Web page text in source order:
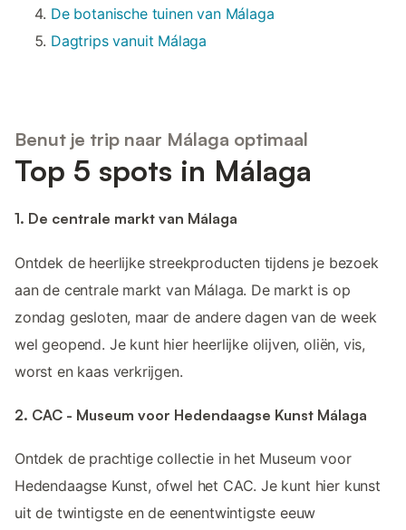
De botanische tuinen van Málaga
Dagtrips vanuit Málaga
Benut je trip naar Málaga optimaal
Top 5 spots in Málaga
1. De centrale markt van Málaga
Ontdek de heerlijke streekproducten tijdens je bezoek
aan de centrale markt van Málaga. De markt is op
zondag gesloten, maar de andere dagen van de week
wel geopend. Je kunt hier heerlijke olijven, oliën, vis,
worst en kaas verkrijgen.
2. CAC - Museum voor Hedendaagse Kunst Málaga
Ontdek de prachtige collectie in het Museum voor
Hedendaagse Kunst, ofwel het CAC. Je kunt hier kunst
uit de twintigste en de eenentwintigste eeuw